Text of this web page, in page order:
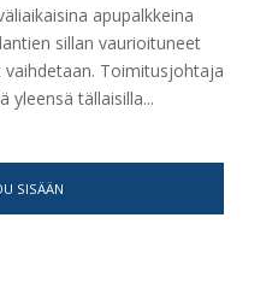
apupalkkeina
sillan vaurioituneet
Toimitusjohtaja
yleensä tällaisilla...
SISÄÄN